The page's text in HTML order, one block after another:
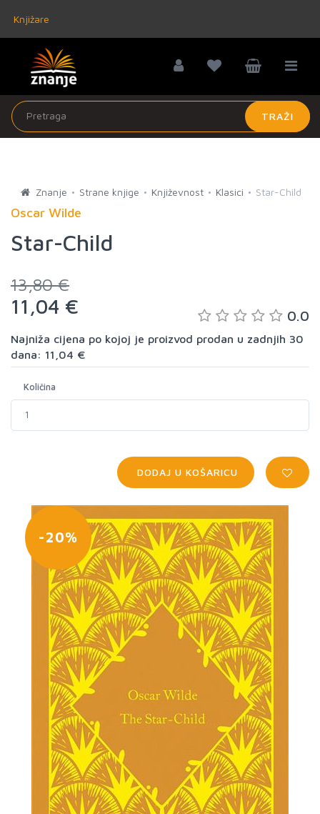
Knjižare
TRAŽI
Znanje Strane knjige Književnost Klasici Star-Child
Oscar Wilde
Star-Child
13,80 €
11,04 € 0.0
Najniža cijena po kojoj je proizvod prodan u zadnjih 30
dana: 11,04 €
Količina
DODAJ U KOŠARICU
-20%